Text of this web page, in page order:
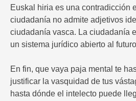
Euskal hiria es una contradicción
ciudadanía no admite adjetivos
ciudadanía vasca. La ciudadanía
un sistema jurídico abierto al
En fin, que vaya paja mental te
justificar la vasquidad de tus
hasta dónde el intelecto puede